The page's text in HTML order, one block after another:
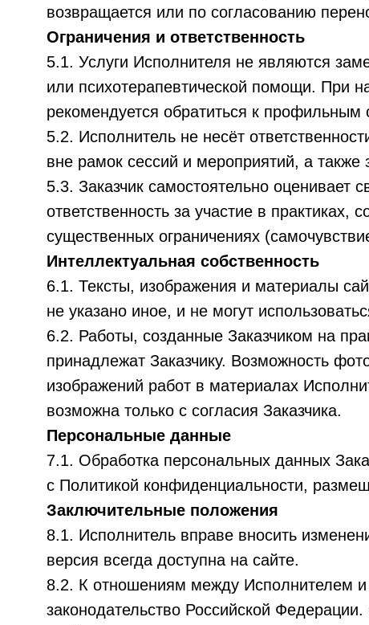
возвращается или по согласованию
Ограничения и ответственность
5.1. Услуги Исполнителя не являются
или психотерапевтической помощи. При
рекомендуется обратиться к профильным
5.2. Исполнитель не несёт
вне рамок сессий и мероприятий, а
5.3. Заказчик самостоятельно оценивает
ответственность за участие в
существенных ограничениях
Интеллектуальная собственность
6.1. Тексты, изображения и материалы
не указано иное, и не могут
6.2. Работы, созданные Заказчиком на
принадлежат Заказчику. Возможность
изображений работ в материалах
возможна только с согласия Заказчика.
Персональные данные
7.1. Обработка персональных данных
с Политикой конфиденциальности,
Заключительные положения
8.1. Исполнитель вправе вносить
версия всегда доступна на сайте.
8.2. К отношениям между Исполнителем и
законодательство Российской